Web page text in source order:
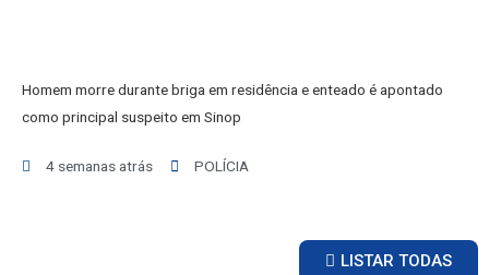
Homem morre durante briga em residência e enteado é apontado
como principal suspeito em Sinop
4 semanas atrás POLÍCIA
LISTAR TODAS